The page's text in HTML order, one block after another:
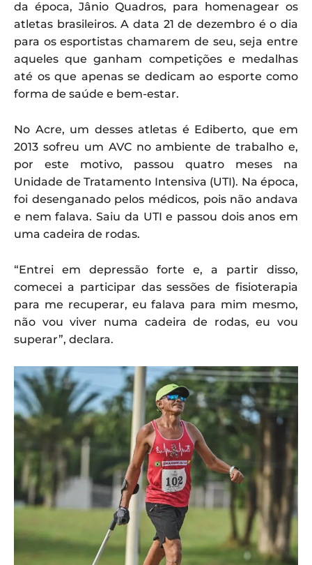
da época, Jânio Quadros, para homenagear os
atletas brasileiros. A data 21 de dezembro é o dia
para os esportistas chamarem de seu, seja entre
aqueles que ganham competições e medalhas
até os que apenas se dedicam ao esporte como
forma de saúde e bem-estar.
No Acre, um desses atletas é Ediberto, que em
2013 sofreu um AVC no ambiente de trabalho e,
por este motivo, passou quatro meses na
Unidade de Tratamento Intensiva (UTI). Na época,
foi desenganado pelos médicos, pois não andava
e nem falava. Saiu da UTI e passou dois anos em
uma cadeira de rodas.
“Entrei em depressão forte e, a partir disso,
comecei a participar das sessões de fisioterapia
para me recuperar, eu falava para mim mesmo,
não vou viver numa cadeira de rodas, eu vou
superar”, declara.